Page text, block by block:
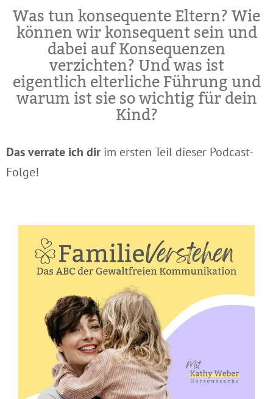
Was tun konsequente Eltern? Wie
können wir konsequent sein und
dabei auf Konsequenzen
verzichten? Und was ist
eigentlich elterliche Führung und
warum ist sie so wichtig für dein
Kind?
Das verrate ich dir im ersten Teil dieser Podcast-
Folge!